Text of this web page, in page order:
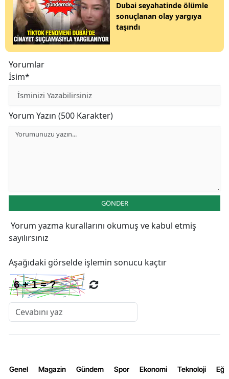
Dubai seyahatinde ölümle
sonuçlanan olay yargıya
taşındı
Yorumlar
İsim*
Yorum Yazın (500 Karakter)
GÖNDER
Yorum yazma kurallarını okumuş ve kabul etmiş
sayılırsınız
Aşağıdaki görselde işlemin sonucu kaçtır
Genel Magazin Gündem Spor Ekonomi Teknoloji